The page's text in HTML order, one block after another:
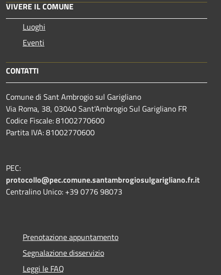
VIVERE IL COMUNE
Luoghi
Eventi
CONTATTI
Comune di Sant Ambrogio sul Garigliano
Via Roma, 38, 03040 Sant'Ambrogio Sul Garigliano FR
Codice Fiscale: 81002770600
Partita IVA: 81002770600
PEC:
protocollo@pec.comune.santambrogiosulgarigliano.fr.it
Centralino Unico: +39 0776 98073
Prenotazione appuntamento
Segnalazione disservizio
Leggi le FAQ